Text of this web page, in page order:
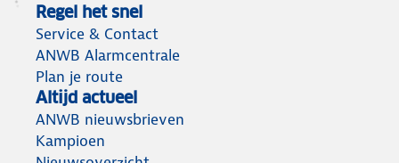
Regel het snel
Service & Contact
ANWB Alarmcentrale
Plan je route
Altijd actueel
ANWB nieuwsbrieven
Kampioen